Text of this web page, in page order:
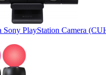
Sony PlayStation Camera